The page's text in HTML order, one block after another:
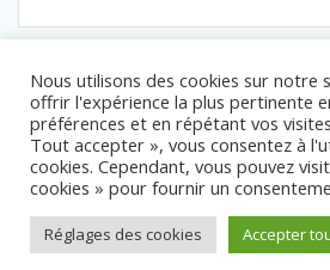
© 2026 Association Gendarmes de
Nous utilisons des cookies sur notre
offrir l'expérience la plus pertinente
préférences et en répétant vos
Tout accepter », vous consentez à
cookies. Cependant, vous pouvez
cookies » pour fournir un
Réglages des cookies Accepter